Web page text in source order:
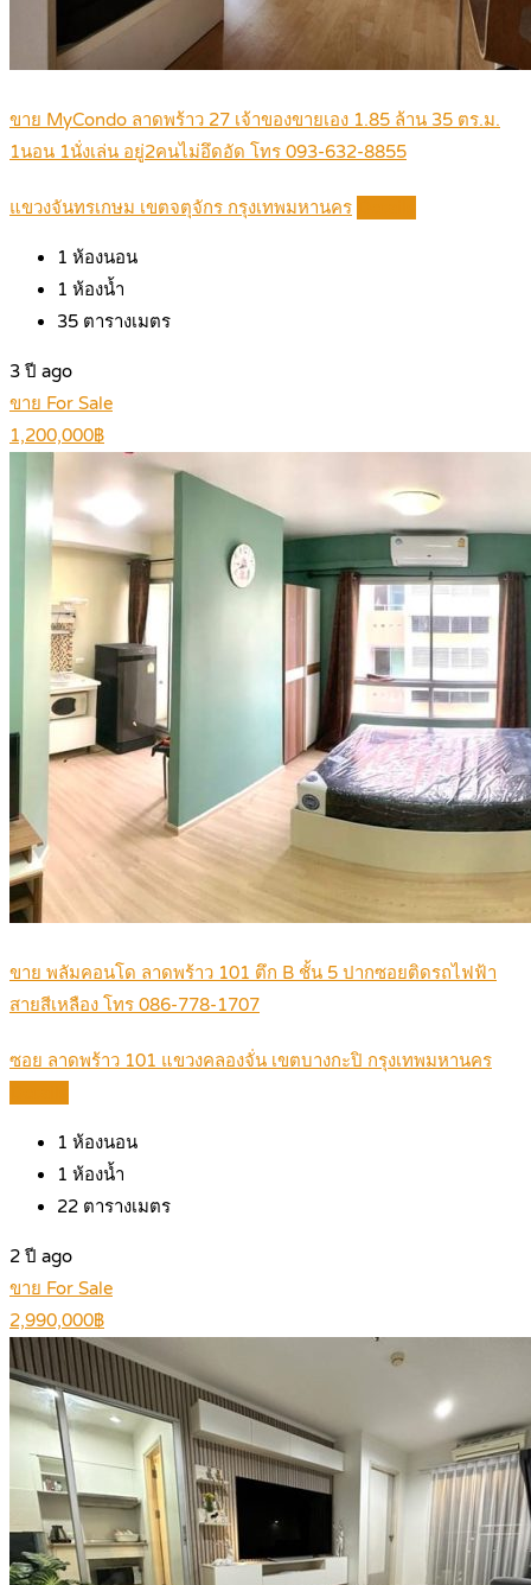
ขาย MyCondo ลาดพร้าว 27 เจ้าของขายเอง 1.85 ล้าน 35 ตร.ม.
1นอน 1นั่งเล่น อยู่2คนไม่อึดอัด โทร 093-632-8855
แขวงจันทรเกษม เขตจตุจักร กรุงเทพมหานคร
1 ห้องนอน
1 ห้องน้ำ
35 ตารางเมตร
3 ปี ago
ขาย For Sale
1,200,000฿
ขาย พลัมคอนโด ลาดพร้าว 101 ตึก B ชั้น 5 ปากซอยติดรถไฟฟ้า
สายสีเหลือง โทร 086-778-1707
ซอย ลาดพร้าว 101 แขวงคลองจั่น เขตบางกะปิ กรุงเทพมหานคร
1 ห้องนอน
1 ห้องน้ำ
22 ตารางเมตร
2 ปี ago
ขาย For Sale
2,990,000฿